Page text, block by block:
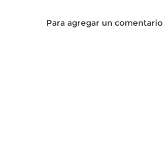
Para agregar un comentario